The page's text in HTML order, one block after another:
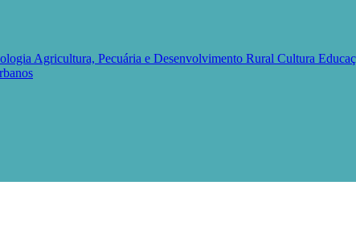
Agricultura, Pecuária e Desenvolvimento Rural Cultura